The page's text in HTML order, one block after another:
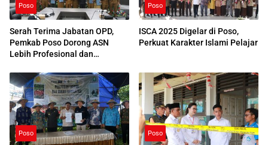
Poso
Serah Terima Jabatan OPD,
Pemkab Poso Dorong ASN
Lebih Profesional dan
Poso
ISCA 2025 Digelar di Poso,
Perkuat Karakter Islami Pelajar
Poso Poso